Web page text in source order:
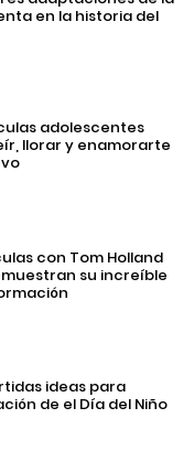
en la historia del
adolescentes
llorar y enamorarte
con Tom Holland
su increíble
ideas para
de el Día del Niño